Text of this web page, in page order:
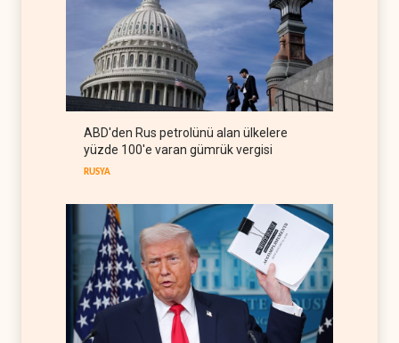
İRAN 09 Ağustos 2026
Nüceba Hareketi: Suudi
rejimiyle uzlaşma yok,
misilleme var
IRAK 09 Ağustos 2026
The Guardian: Trump’ın İran
stratejisi alay konusu oldu
ABD'den Rus petrolünü alan ülkelere
yüzde 100'e varan gümrük vergisi
RUSYA